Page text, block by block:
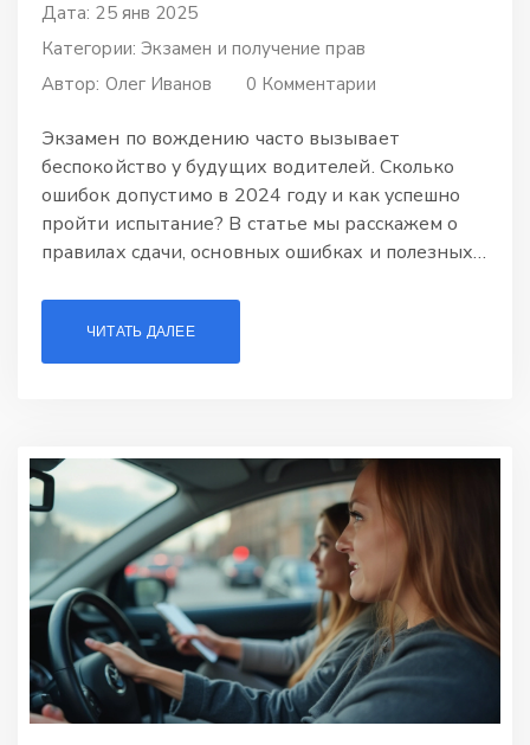
Дата: 25 янв 2025
Категории: Экзамен и получение прав
Автор: Олег Иванов 0 Комментарии
Экзамен по вождению часто вызывает
беспокойство у будущих водителей. Сколько
ошибок допустимо в 2024 году и как успешно
пройти испытание? В статье мы расскажем о
правилах сдачи, основных ошибках и полезных
неприятностей. Эти знания помогут
подготовиться к экзамену с уверенностью.
ЧИТАТЬ ДАЛЕЕ